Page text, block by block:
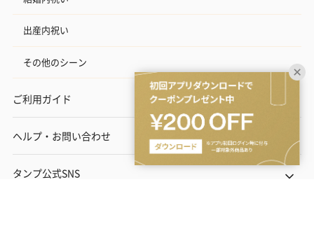
出産内祝い
その他のシーン
ご利用ガイド
ヘルプ・お問い合わせ
タンプ公式SNS